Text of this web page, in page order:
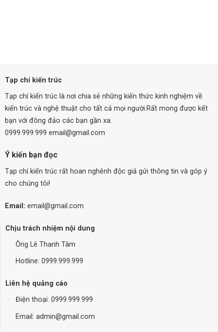
Tạp chí kiến trúc
Tạp chí kiến trúc là nơi chia sẻ những kiến thức kinh nghiệm về
kiến trúc và nghệ thuật cho tất cả mọi người.Rất mong được kết
bạn với đông đảo các bạn gần xa.
0999.999.999 email@gmail.com
Ý kiến bạn đọc
Tạp chí kiến trúc rất hoan nghênh độc giả gửi thông tin và góp ý
cho chúng tôi!
Email: email@gmail.com
Chịu trách nhiệm nội dung
Ông Lê Thanh Tâm
Hotline: 0999.999.999
Liên hệ quảng cáo
Điện thoại: 0999.999.999
Email: admin@gmail.com